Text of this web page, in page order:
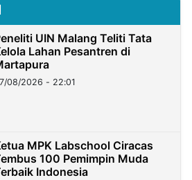
UIN Malang Teliti Tata
Lahan Pesantren di
08/2026 - 22:01
MPK Labschool Ciracas
100 Pemimpin Muda
Indonesia